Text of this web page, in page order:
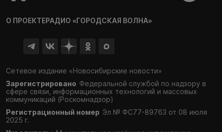
О ПРОЕКТЕРАДИО «ГОРОДСКАЯ ВОЛНА»
Сетевое издание «Новосибирские новости»
Зарегистрировано Федеральной службой по надзору в
сфере связи, информационных технологий и массовых
коммуникаций (Роскомнадзор)
Регистрационный номер Эл № ФС77-89763 от 08 июля
2025 г.